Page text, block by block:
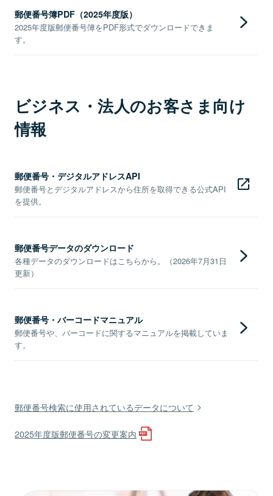
郵便番号簿PDF（2025年度版）
2025年度版郵便番号簿をPDF形式でダウンロードできま
す。
ビジネス・法人のお客さま向け
情報
郵便番号・デジタルアドレスAPI
郵便番号とデジタルアドレスから住所を取得できる公式API
を提供。
郵便番号データのダウンロード
各種データのダウンロードはこちらから。（2026年7月31日
更新）
郵便番号・バーコードマニュアル
郵便番号や、バーコードに関するマニュアルを掲載していま
す。
郵便番号検索に使用されているデータについて
2025年度版郵便番号の変更案内